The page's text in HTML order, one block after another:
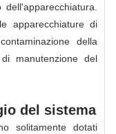
apparecchiature di
della
manutenzione del
del sistema
solitamente dotati